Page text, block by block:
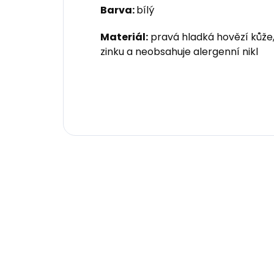
Barva:bílý
Materiál: pravá hladká hovězí
zinku a neobsahuje alergenní nikl